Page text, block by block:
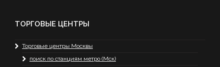
ТОРГОВЫЕ ЦЕНТРЫ
Торговые центры Москвы
поиск по станциям метро (Мск)